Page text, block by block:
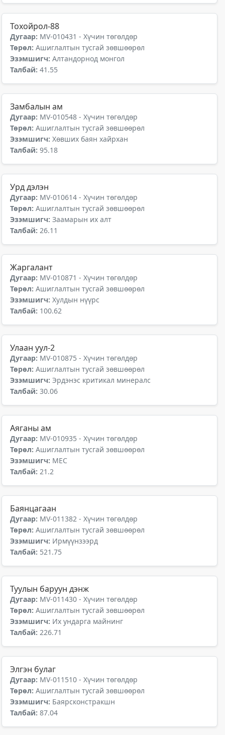
Тохойрол-88
Дугаар: MV-010431 - Хүчин төгөлдөр
Төрөл: Ашиглалтын тусгай зөвшөөрөл
Эзэмшигч: Алтандорнод монгол
Талбай: 41.55
Замбалын ам
Дугаар: MV-010548 - Хүчин төгөлдөр
Төрөл: Ашиглалтын тусгай зөвшөөрөл
Эзэмшигч: Хөвших баян хайрхан
Талбай: 95.18
Урд дэлэн
Дугаар: MV-010614 - Хүчин төгөлдөр
Төрөл: Ашиглалтын тусгай зөвшөөрөл
Эзэмшигч: Заамарын их алт
Талбай: 26.11
Жаргалант
Дугаар: MV-010871 - Хүчин төгөлдөр
Төрөл: Ашиглалтын тусгай зөвшөөрөл
Эзэмшигч: Хулдын нүүрс
Талбай: 100.62
Улаан уул-2
Дугаар: MV-010875 - Хүчин төгөлдөр
Төрөл: Ашиглалтын тусгай зөвшөөрөл
Эзэмшигч: Эрдэнэс критикал минералс
Талбай: 30.06
Аяганы ам
Дугаар: MV-010935 - Хүчин төгөлдөр
Төрөл: Ашиглалтын тусгай зөвшөөрөл
Эзэмшигч: МЕС
Талбай: 21.2
Баянцагаан
Дугаар: MV-011382 - Хүчин төгөлдөр
Төрөл: Ашиглалтын тусгай зөвшөөрөл
Эзэмшигч: Ирмүүнзээрд
Талбай: 521.75
Туулын баруун дэнж
Дугаар: MV-011430 - Хүчин төгөлдөр
Төрөл: Ашиглалтын тусгай зөвшөөрөл
Эзэмшигч: Их ундарга майнинг
Талбай: 226.71
Элгэн булаг
Дугаар: MV-011510 - Хүчин төгөлдөр
Төрөл: Ашиглалтын тусгай зөвшөөрөл
Эзэмшигч: Баярсконстракшн
Талбай: 87.04